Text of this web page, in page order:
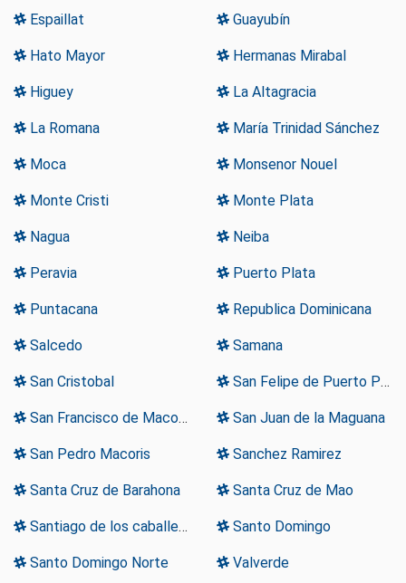
Espaillat Guayubín
Hato Mayor Hermanas Mirabal
Higuey La Altagracia
La Romana María Trinidad Sánchez
Moca Monsenor Nouel
Monte Cristi Monte Plata
Nagua Neiba
Peravia Puerto Plata
Puntacana Republica Dominicana
Salcedo Samana
San Cristobal San Felipe de Puerto Plata
San Francisco de Macoris San Juan de la Maguana
San Pedro Macoris Sanchez Ramirez
Santa Cruz de Barahona Santa Cruz de Mao
Santiago de los caballeros Santo Domingo
Santo Domingo Norte Valverde